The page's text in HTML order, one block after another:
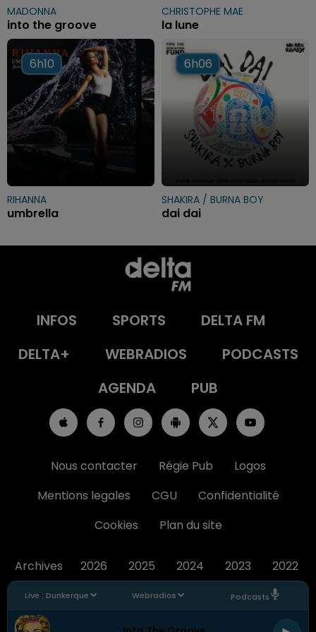
Live : Dunkerque Webradios Podcasts
MADONNA
into the groove
CHRISTOPHE MAE
la lune
6h10
6h10
RIHANNA
umbrella
6h06
6h06
SHAKIRA / BURNA BOY
dai dai
INFOS SPORTS
DELTA FM
DELTA+
WEBRADIOS
PODCASTS
AGENDA
PUB
Nous contacter Régie Pub
Logos
Mentions legales
CGU
Confidentialité
Cookies
Plan du site
Archives 2026 2025 2024 2023 2022